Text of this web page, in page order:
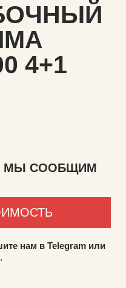
4+1
МЫ СООБЩИМ
нам в Telegram или